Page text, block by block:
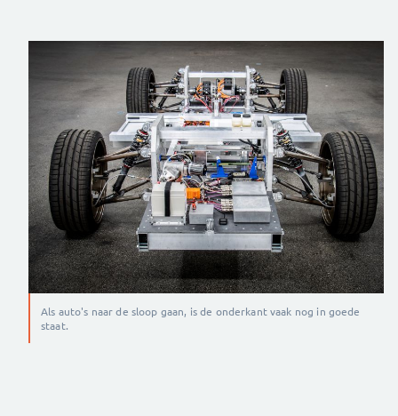
Als auto's naar de sloop gaan, is de onderkant vaak nog in goede
staat.